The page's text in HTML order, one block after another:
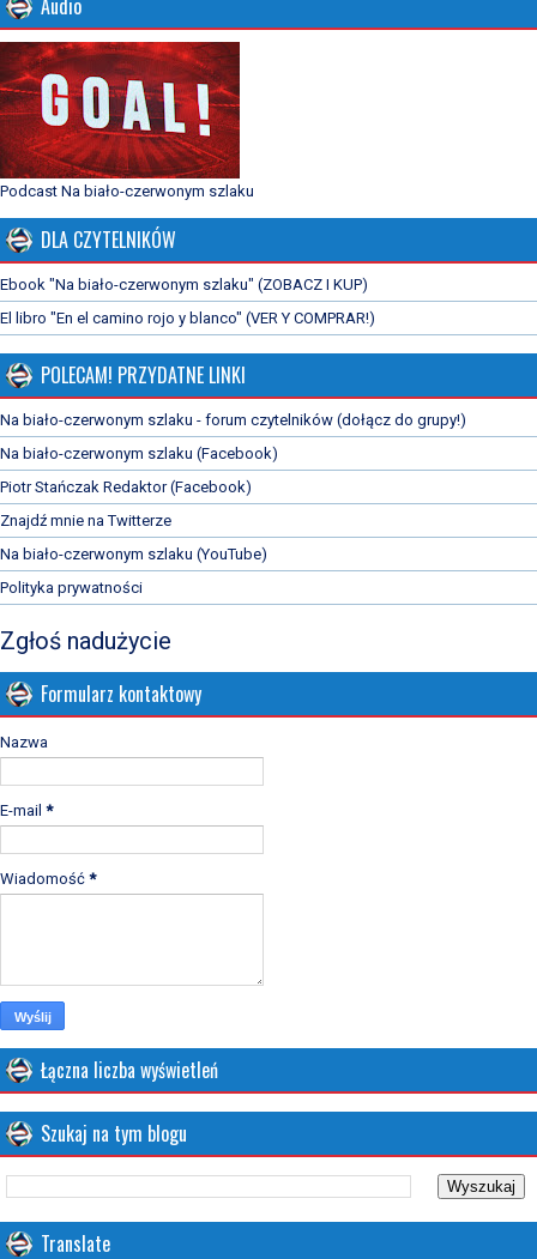
Podcast Na biało-czerwonym szlaku
DLA CZYTELNIKÓW
Ebook "Na biało-czerwonym szlaku" (ZOBACZ I KUP)
El libro "En el camino rojo y blanco" (VER Y COMPRAR!)
POLECAM! PRZYDATNE LINKI
Na biało-czerwonym szlaku - forum czytelników (dołącz do grupy!)
Na biało-czerwonym szlaku (Facebook)
Piotr Stańczak Redaktor (Facebook)
Znajdź mnie na Twitterze
Na biało-czerwonym szlaku (YouTube)
Polityka prywatności
Zgłoś nadużycie
Formularz kontaktowy
Nazwa
E-mail *
Wiadomość *
Łączna liczba wyświetleń
Szukaj na tym blogu
Translate